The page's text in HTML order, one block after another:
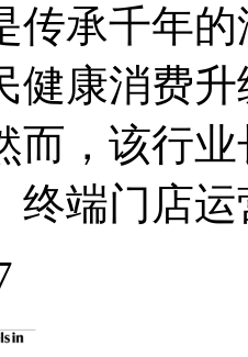
传承千年
健康消费
而，该行
终端门店运